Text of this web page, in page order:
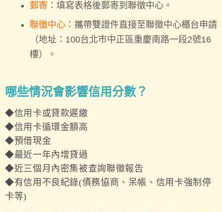
郵寄 ：填寫表格後郵寄到聯徵中心。
聯徵中心 ：攜帶雙證件直接至聯徵中心櫃台申請
（地址：100台北市中正區重慶南路一段2號16
樓）。
哪些情況會影響信用分數？
◆信用卡或貸款遲繳
◆信用卡循環金額高
◆預借現金
◆最近一年內增貸過
◆近三個月內密集被查詢聯徵報告
◆有信用不良紀錄(債務協商、呆帳、信用卡強制停
卡等)